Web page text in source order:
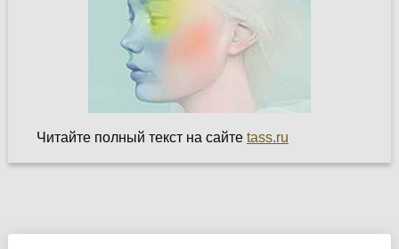
Читайте полный текст на сайте tass.ru